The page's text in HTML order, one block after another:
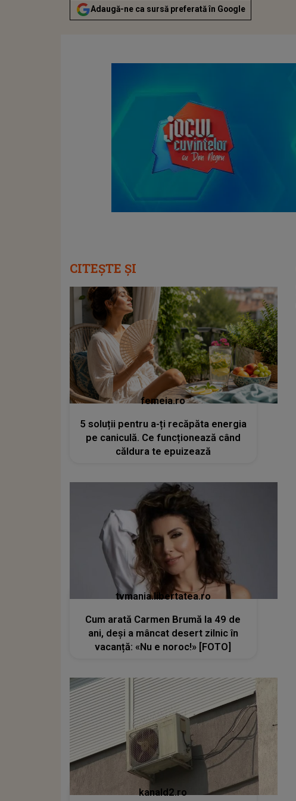
Adaugă-ne ca sursă preferată în Google
CITEȘTE ȘI
femeia.ro
5 soluții pentru a-ți recăpăta energia
pe caniculă. Ce funcționează când
căldura te epuizează
tvmania.libertatea.ro
Cum arată Carmen Brumă la 49 de
ani, deși a mâncat desert zilnic în
vacanță: «Nu e noroc!» [FOTO]
kanald2.ro